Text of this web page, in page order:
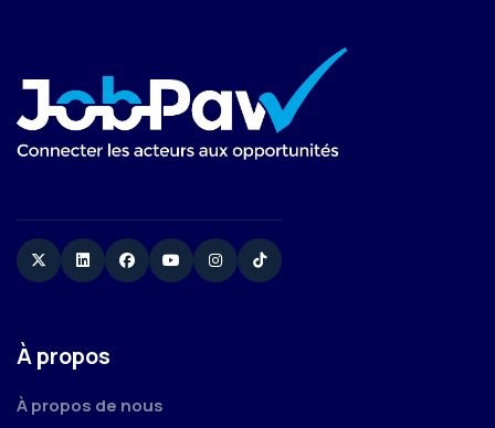
TwitterLinkedinFacebookYouTubeInstagram
TikTok
À propos
À propos de nous